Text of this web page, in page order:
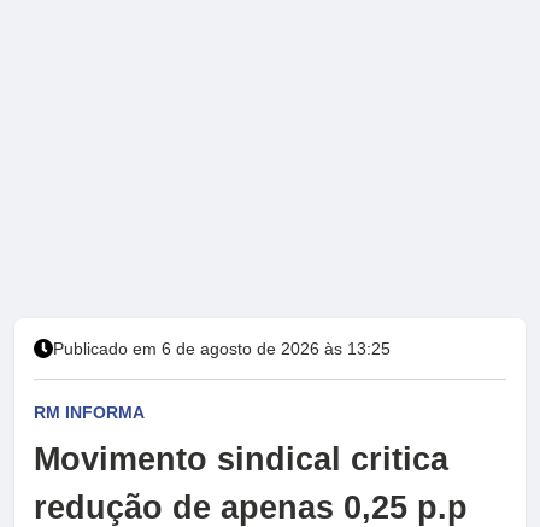
Publicado em 6 de agosto de 2026 às 13:25
RM INFORMA
Movimento sindical critica
redução de apenas 0,25 p.p